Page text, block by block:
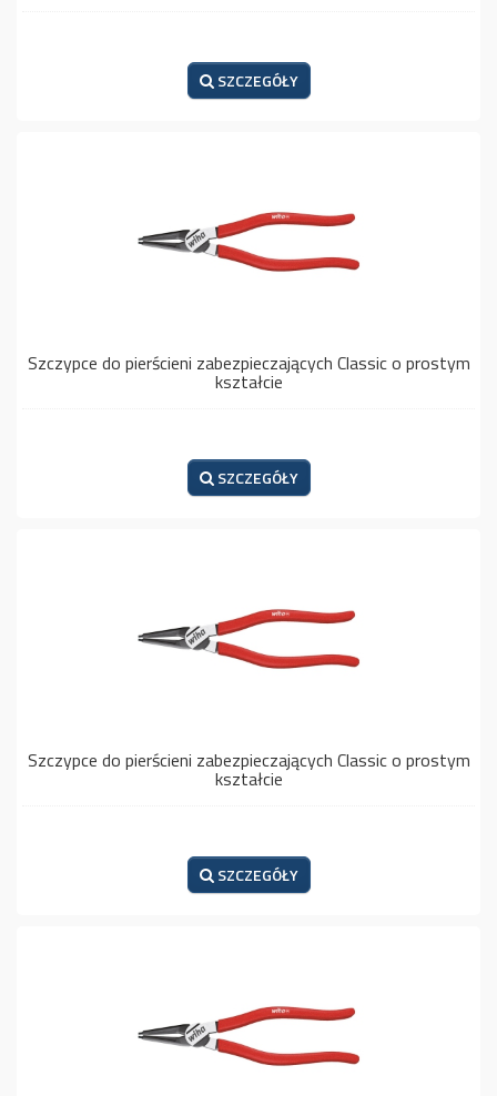
SZCZEGÓŁY
Szczypce do pierścieni zabezpieczających Classic o prostym
kształcie
SZCZEGÓŁY
Szczypce do pierścieni zabezpieczających Classic o prostym
kształcie
SZCZEGÓŁY